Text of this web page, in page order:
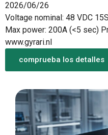
2026/06/26
Voltage nominal: 48 VDC
Max power: 200A (<5 sec)
www.gyrari.nl
comprueba los detalles